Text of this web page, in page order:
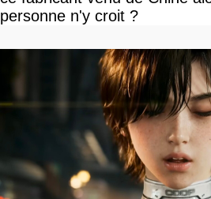
personne n'y croit ?